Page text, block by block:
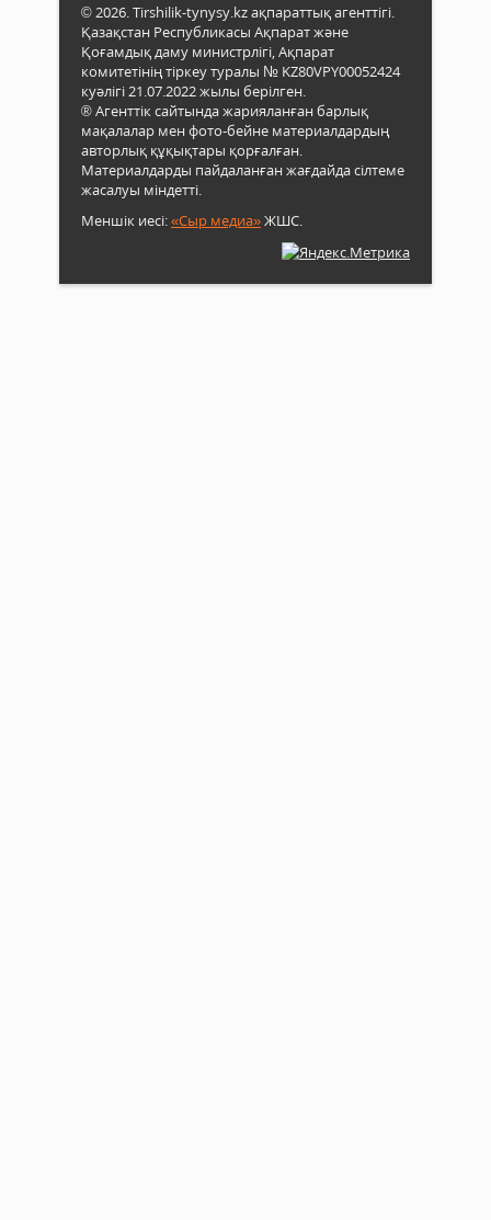
© 2026. Tirshilik-tynysy.kz ақпараттық агенттігі.
Қазақстан Республикасы Ақпарат және
Қоғамдық даму министрлігі, Ақпарат
комитетінің тіркеу туралы № KZ80VPY00052424
куәлігі 21.07.2022 жылы берілген.
® Агенттік сайтында жарияланған барлық
мақалалар мен фото-бейне материалдардың
авторлық құқықтары қорғалған.
Материалдарды пайдаланған жағдайда сілтеме
жасалуы міндетті.
Меншік иесі:«Сыр медиа»ЖШС.